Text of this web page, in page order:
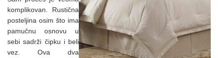
komplikovan. Rustična
posteljina osim što ima
pamučnu osnovu u
sebi sadrži čipku i beli
vez. Ova dva